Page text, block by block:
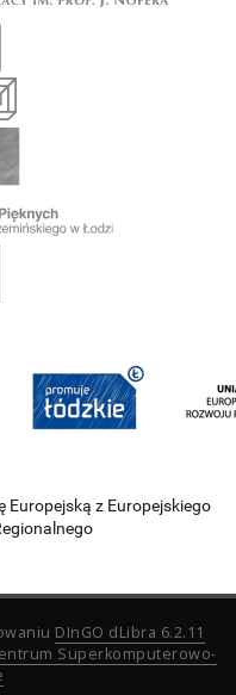
Europejską z Europejskiego
DInGO dLibra 6.2.11
Superkomputerowo-